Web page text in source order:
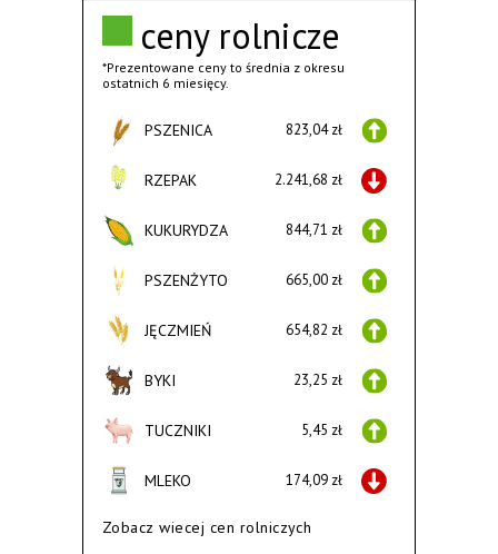
ceny rolnicze
*Prezentowane ceny to średnia z okresu
ostatnich 6 miesięcy.
PSZENICA 823,04 zł
RZEPAK 2.241,68 zł
KUKURYDZA 844,71 zł
PSZENŻYTO 665,00 zł
JĘCZMIEŃ 654,82 zł
BYKI 23,25 zł
TUCZNIKI 5,45 zł
MLEKO 174,09 zł
Zobacz wiecej cen rolniczych